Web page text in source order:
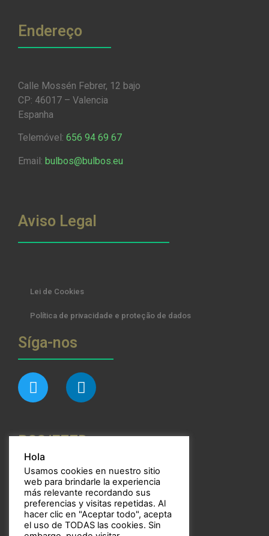
Endereço
Calle Mossén Febrer, 12 bajo
CP: 46017 – Valencia
Espanha
Telemóvel: 656 94 69 67
Email: bulbos@bulbos.eu
Aviso Legal
Lei de Cookies
Política de privacidade e proteção de dados
Síga-nos
RSS/FEED
Bulbos
Hola
Usamos cookies en nuestro sitio
web para brindarle la experiencia
más relevante recordando sus
preferencias y visitas repetidas. Al
hacer clic en "Aceptar todo", acepta
el uso de TODAS las cookies. Sin